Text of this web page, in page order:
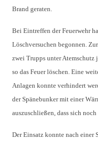
Brand geraten.
Bei Eintreffen der Feuerwehr
Löschversuchen begonnen.
zwei Trupps unter
so das Feuer löschen. Eine
Anlagen konnte verhindert
der Spänebunker mit einer
auszuschließen, dass sich
Der Einsatz konnte nach einer